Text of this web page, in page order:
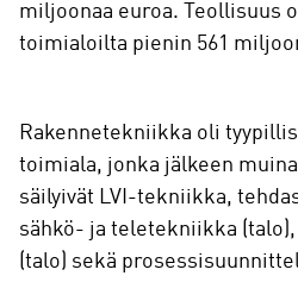
miljoonaa euroa. Teollisuus
toimialoilta pienin 561
Rakennetekniikka oli
toimiala, jonka jälkeen
säilyivät LVI-tekniikka,
sähkö- ja teletekniikka
(talo) sekä